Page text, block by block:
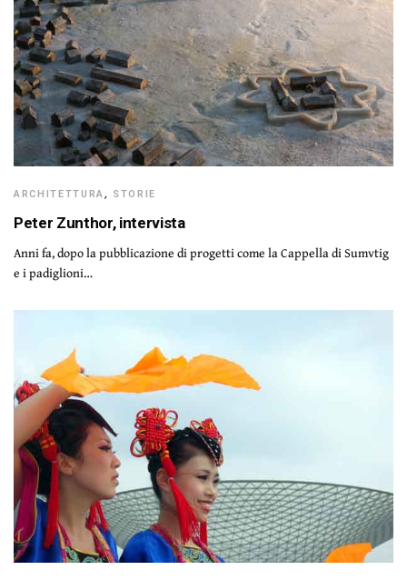
ARCHITETTURA , STORIE
Peter Zunthor, intervista
Anni fa, dopo la pubblicazione di progetti come la Cappella di Sumvtig
e i padiglioni…